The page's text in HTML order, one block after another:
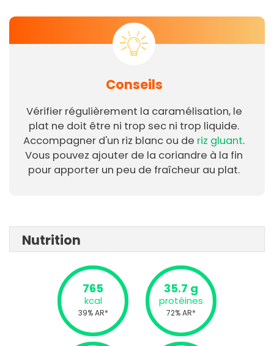
Conseils
Vérifier régulièrement la caramélisation, le
plat ne doit être ni trop sec ni trop liquide.
Accompagner d'un riz blanc ou de riz gluant.
Vous pouvez ajouter de la coriandre à la fin
pour apporter un peu de fraîcheur au plat.
Nutrition
765
kcal
39% AR*
35.7 g
protéines
72% AR*